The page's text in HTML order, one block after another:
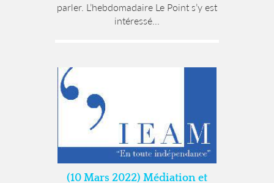
parler. L’hebdomadaire Le Point s’y est
intéressé...
(10 Mars 2022) Médiation et